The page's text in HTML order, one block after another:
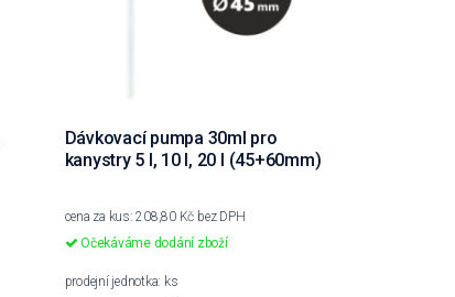
Dávkovací pumpa 30ml pro
kanystry 5 l, 10 l, 20 l (45+60mm)
cena za kus: 208,80 Kč bez DPH
Očekáváme dodání zboží
prodejní jednotka: ks